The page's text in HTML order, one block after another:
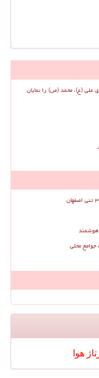
(ع)، محمد (ص) را نمایان
هوشمند
محلی
هوا